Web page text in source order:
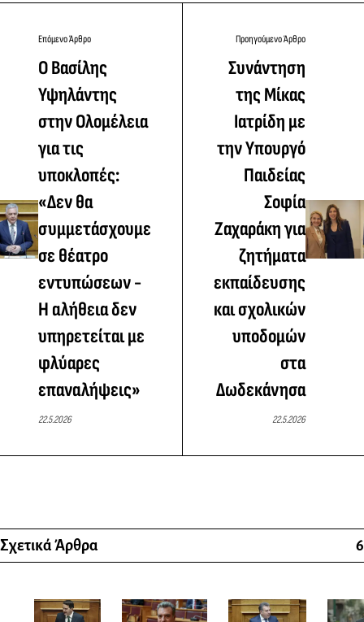
Επόμενο Άρθρο
Ο Βασίλης
Υψηλάντης
στην Ολομέλεια
για τις
υποκλοπές:
«Δεν θα
συμμετάσχουμε
σε θέατρο
εντυπώσεων -
Η αλήθεια δεν
υπηρετείται με
φλύαρες
επαναλήψεις»
22.5.2026
Προηγούμενο Άρθρο
Συνάντηση
της Μίκας
Ιατρίδη με
την Υπουργό
Παιδείας
Σοφία
Ζαχαράκη για
ζητήματα
εκπαίδευσης
και σχολικών
υποδομών
στα
Δωδεκάνησα
22.5.2026
Σχετικά Άρθρα 6